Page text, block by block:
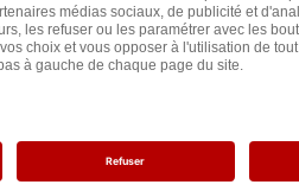
de Troie faisant entrer
espace public, dans notre